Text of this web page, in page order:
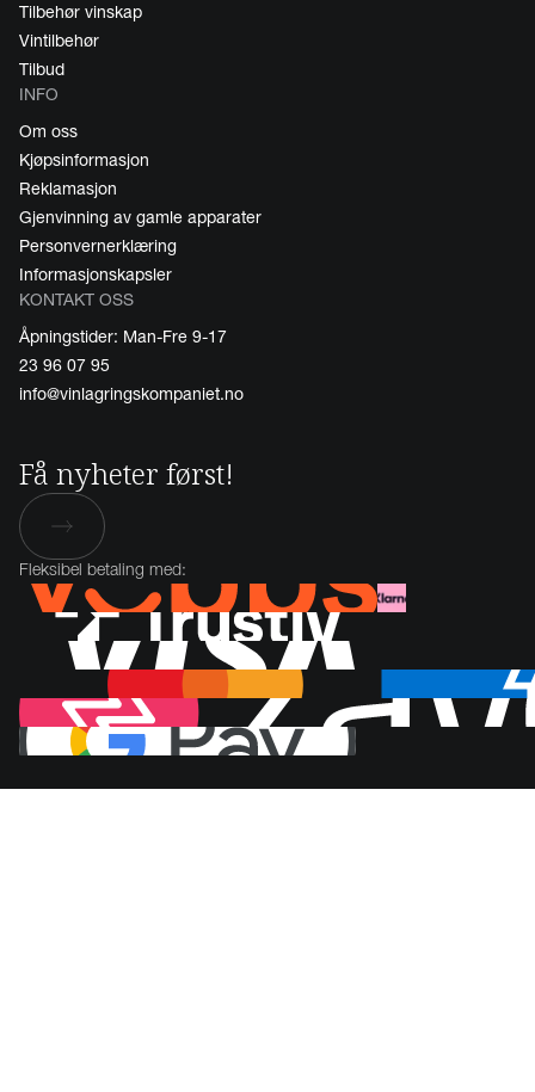
Tilbehør vinskap
Vintilbehør
Tilbud
INFO
Om oss
Kjøpsinformasjon
Reklamasjon
Gjenvinning av gamle apparater
Personvernerklæring
Informasjonskapsler
KONTAKT OSS
Åpningstider: Man-Fre 9-17
23 96 07 95
info@vinlagringskompaniet.no
Få nyheter først!
Fleksibel betaling med: